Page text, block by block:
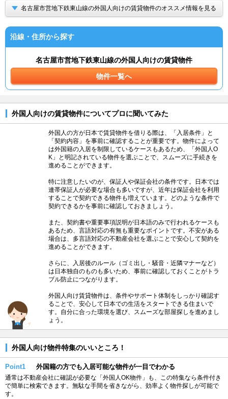
名古屋市営地下鉄東山線の外国人向けの賃貸物件のオススメ情報を見る
沿線・住所から探す
名古屋市営地下鉄東山線の外国人向けの賃貸物件
物件一覧へ
外国人向けの賃貸物件についてプロに聞いてみた
外国人の方が日本で賃貸物件を借りる際は、「入居条件」と
「契約内容」を事前に確認することが重要です。物件によって
は外国籍の入居を制限しているケースもあるため、「外国人O
K」と明記されている物件を選ぶことで、スムーズに手続きを
進めることができます。
特に注意したいのが、保証人や保証会社の条件です。日本では
連帯保証人が必要な場合も多いですが、近年は保証会社を利用
することで契約できる物件も増えています。どのような条件で
契約できるかを事前に確認しておきましょう。
また、契約書や重要事項説明が日本語のみで行われるケースも
あるため、言語対応の有無も重要なポイントです。不安がある
場合は、多言語対応の不動産会社を選ぶことで安心して契約を
進めることができます。
さらに、入居後のルール（ゴミ出し・騒音・近隣マナーなど）
は日本独自のものも多いため、事前に確認しておくことがトラ
ブル防止につながります。
外国人向け賃貸物件は、条件やサポート体制をしっかり確認す
ることで、安心して日本での生活をスタートできる住まいで
す。自分に合った環境を選び、スムーズな部屋探しを進めまし
ょう。
外国人向け物件特集のいいところ！
Point1 外国籍の方でも入居可能な物件が一目でわかる
通常は不動産会社に確認が必要な「外国人OK物件」も、この特集なら条件付き
で簡単に検索できます。無駄な手間を省きながら、効率よく物件探しが可能で
す。